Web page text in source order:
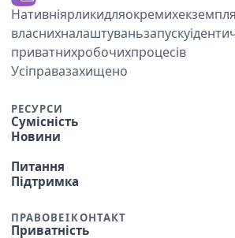
Нативні macOS-ярлики для окремих
власних налаштувань запуску, Dock-
приватних робочих процесів.
© 2026 Ihor July. Усі права захищено.
РЕСУРСИ
Сумісність
Новини
Питання
Підтримка
ПРАВОВЕ І КОНТАКТ
Приватність